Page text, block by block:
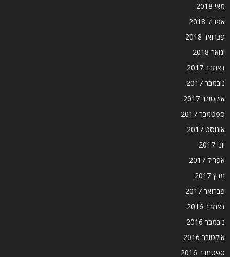
מאי 2018
אפריל 2018
פברואר 2018
ינואר 2018
דצמבר 2017
נובמבר 2017
אוקטובר 2017
ספטמבר 2017
אוגוסט 2017
יוני 2017
אפריל 2017
מרץ 2017
פברואר 2017
דצמבר 2016
נובמבר 2016
אוקטובר 2016
ספטמבר 2016